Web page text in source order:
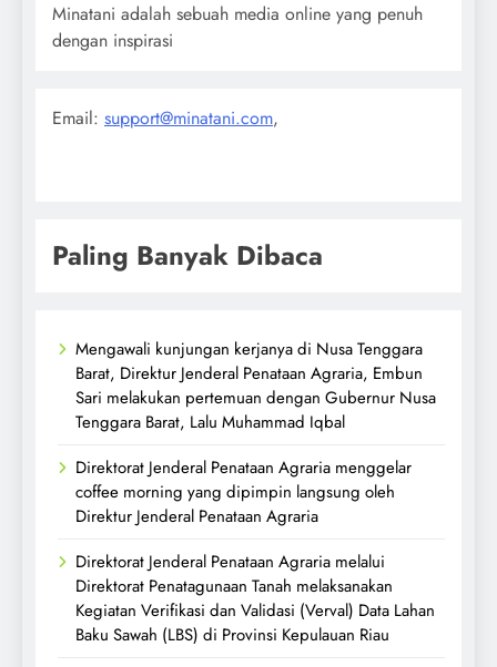
Minatani adalah sebuah media online yang penuh
dengan inspirasi
Email: support@minatani.com,
Paling Banyak Dibaca
Mengawali kunjungan kerjanya di Nusa Tenggara
Barat, Direktur Jenderal Penataan Agraria, Embun
Sari melakukan pertemuan dengan Gubernur Nusa
Tenggara Barat, Lalu Muhammad Iqbal
Direktorat Jenderal Penataan Agraria menggelar
coffee morning yang dipimpin langsung oleh
Direktur Jenderal Penataan Agraria
Direktorat Jenderal Penataan Agraria melalui
Direktorat Penatagunaan Tanah melaksanakan
Kegiatan Verifikasi dan Validasi (Verval) Data Lahan
Baku Sawah (LBS) di Provinsi Kepulauan Riau